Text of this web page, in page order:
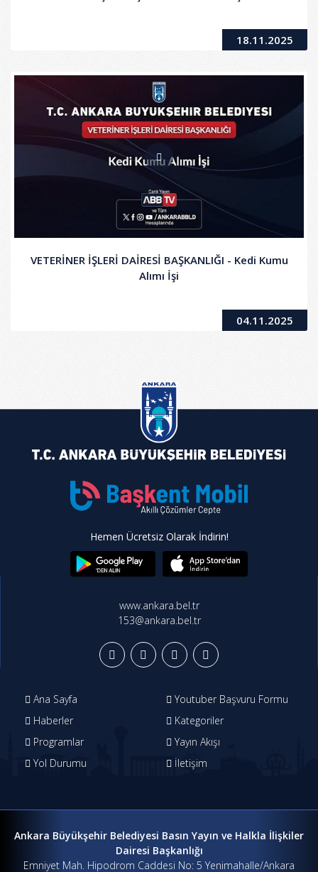
18.11.2025
VETERİNER İŞLERİ DAİRESİ BAŞKANLIĞI - Kedi Kumu
Alımı İşi
04.11.2025
Hemen Ücretsiz Olarak İndirin!
www.ankara.bel.tr
153@ankara.bel.tr
Ana Sayfa
Youtuber Başvuru Formu
Haberler
Kategoriler
Programlar
Yayın Akışı
Yol Durumu
İletişim
Ankara Büyükşehir Belediyesi Basın Yayın ve Halkla İlişkiler
Dairesi Başkanlığı
Emniyet Mah. Hipodrom Caddesi No: 5 Yenimahalle/Ankara